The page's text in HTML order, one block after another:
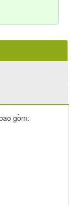
gồm: